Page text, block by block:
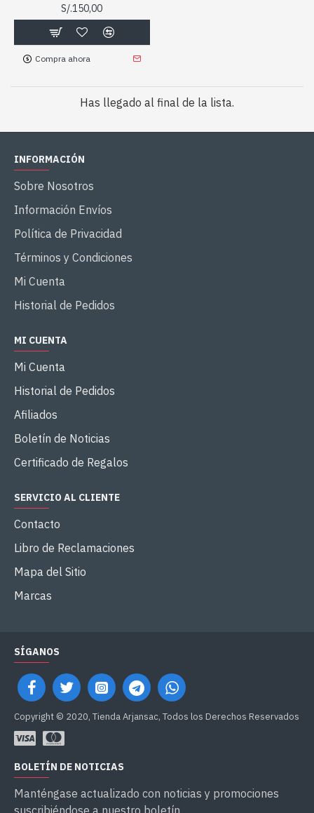
S/.150,00
Compra ahora
Has llegado al final de la lista.
INFORMACIÓN
Sobre Nosotros
Información Envíos
Política de Privacidad
Términos y Condiciones
Mi Cuenta
Historial de Pedidos
MI CUENTA
Mi Cuenta
Historial de Pedidos
Afiliados
Boletín de Noticias
Certificado de Regalos
SERVICIO AL CLIENTE
Contacto
Libro de Reclamaciones
Mapa del Sitio
Marcas
SÍGANOS
Copyright © 2020, Tienda Arjansac, Todos los Derechos Reservados
BOLETÍN DE NOTICIAS
Manténgase actualizado con noticias y promociones
suscribiéndose a nuestro boletín